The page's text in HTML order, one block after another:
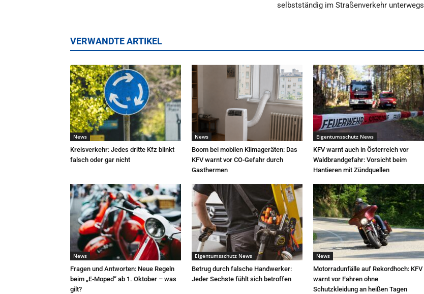
selbstständig im Straßenverkehr unterwegs
VERWANDTE ARTIKEL
News
Kreisverkehr: Jedes dritte Kfz blinkt
falsch oder gar nicht
News
Boom bei mobilen Klimageräten: Das
KFV warnt vor CO-Gefahr durch
Gasthermen
Eigentumsschutz News
KFV warnt auch in Österreich vor
Waldbrandgefahr: Vorsicht beim
Hantieren mit Zündquellen
News
Fragen und Antworten: Neue Regeln
beim „E-Moped“ ab 1. Oktober – was
gilt?
Eigentumsschutz News
Betrug durch falsche Handwerker:
Jeder Sechste fühlt sich betroffen
News
Motorradunfälle auf Rekordhoch: KFV
warnt vor Fahren ohne
Schutzkleidung an heißen Tagen